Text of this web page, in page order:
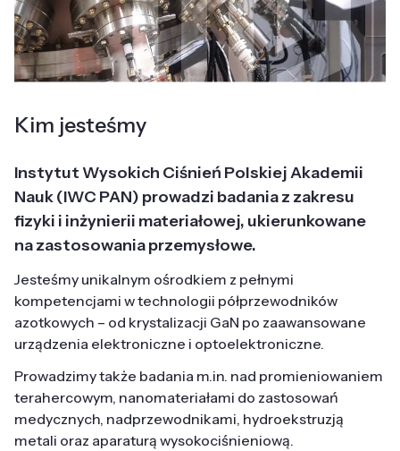
Kim jesteśmy
Instytut Wysokich Ciśnień Polskiej Akademii
Nauk (IWC PAN) prowadzi badania z zakresu
fizyki i inżynierii materiałowej, ukierunkowane
na zastosowania przemysłowe.
Jesteśmy unikalnym ośrodkiem z pełnymi
kompetencjami w technologii półprzewodników
azotkowych – od krystalizacji GaN po zaawansowane
urządzenia elektroniczne i optoelektroniczne.
Prowadzimy także badania m.in. nad promieniowaniem
terahercowym, nanomateriałami do zastosowań
medycznych, nadprzewodnikami, hydroekstruzją
metali oraz aparaturą wysokociśnieniową.